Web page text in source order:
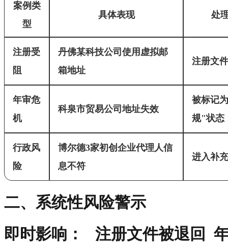
案例类
型
具体表现 处
注册受
阻
丹佛某科技公司使用虚拟邮
箱地址
注册文
年审危
机
科泉市贸易公司地址失效
被标记
规"状态
行政风
险
博尔德3家初创企业代理人信
息不符
进入补
二、系统性风险警示
即时影响‌： 注册文件被退回